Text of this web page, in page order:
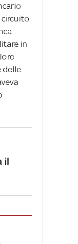
in
delle
il